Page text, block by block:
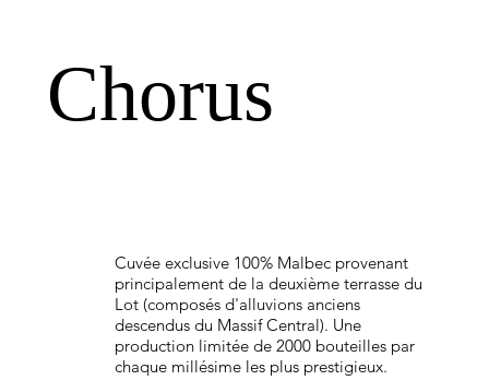
Chorus
Cuvée exclusive 100% Malbec provenant
principalement de la deuxième terrasse du
Lot (composés d'alluvions anciens
descendus du Massif Central). Une
production limitée de 2000 bouteilles par
chaque millésime les plus prestigieux.